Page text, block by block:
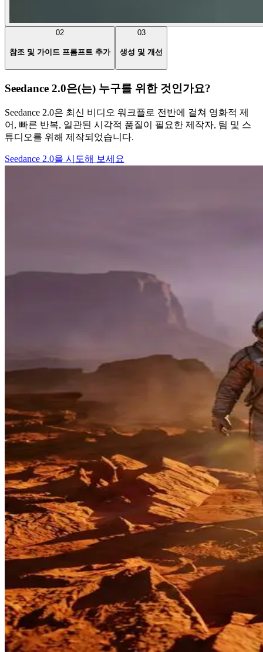
02
참조 및 가이드 프롬프트 추가
03
생성 및 개선
Seedance 2.0은(는) 누구를 위한 것인가요?
Seedance 2.0은 최신 비디오 워크플로 전반에 걸쳐 영화적 제
어, 빠른 반복, 일관된 시각적 품질이 필요한 제작자, 팀 및 스
튜디오를 위해 제작되었습니다.
Seedance 2.0을 시도해 보세요